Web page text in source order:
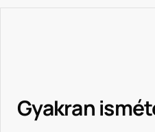
Gyakran